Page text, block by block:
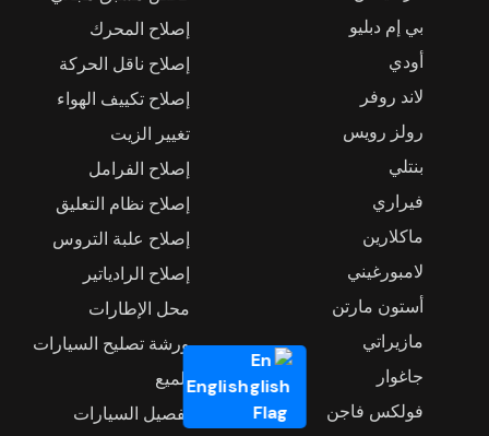
English
مرسيدس
بي إم دبليو
أودي
لاند روفر
رولز رويس
بنتلي
فيراري
ماكلارين
لامبورغيني
أستون مارتن
مازيراتي
جاغوار
فحص مسبق مجاني
إصلاح المحرك
إصلاح ناقل الحركة
إصلاح تكييف الهواء
تغيير الزيت
إصلاح الفرامل
إصلاح نظام التعليق
إصلاح علبة التروس
إصلاح الرادياتير
محل الإطارات
ورشة تصليح السيارات
تلميع